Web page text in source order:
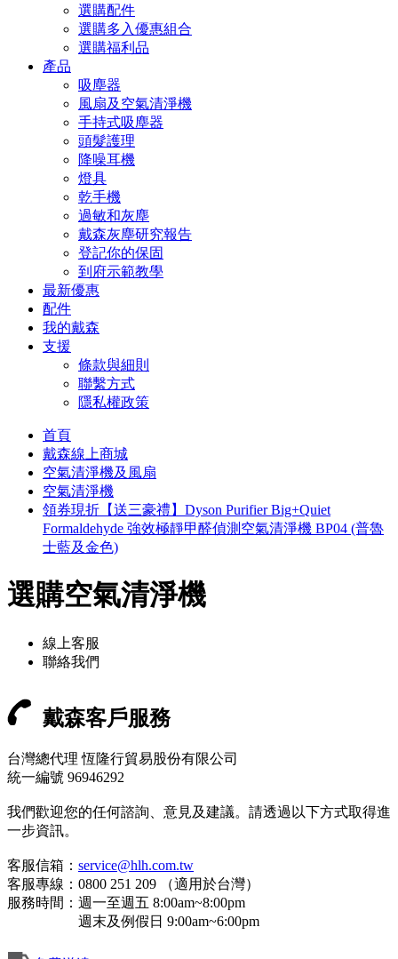
選購配件
選購多入優惠組合
選購福利品
產品
吸塵器
風扇及空氣清淨機
手持式吸塵器
頭髮護理
降噪耳機
燈具
乾手機
過敏和灰塵
戴森灰塵研究報告
登記你的保固
到府示範教學
最新優惠
配件
我的戴森
支援
條款與細則
聯繫方式
隱私權政策
首頁
戴森線上商城
空氣清淨機及風扇
空氣清淨機
領券現折【送三豪禮】Dyson Purifier Big+Quiet
Formaldehyde 強效極靜甲醛偵測空氣清淨機 BP04 (普魯
士藍及金色)
選購空氣清淨機
線上客服
聯絡我們
戴森客戶服務
台灣總代理 恆隆行貿易股份有限公司
統一編號 96946292
我們歡迎您的任何諮詢、意見及建議。請透過以下方式取得進
一步資訊。
客服信箱： service@hlh.com.tw
客服專線：0800 251 209 （適用於台灣）
服務時間：週一至週五 8:00am~8:00pm
週末及例假日 9:00am~6:00pm